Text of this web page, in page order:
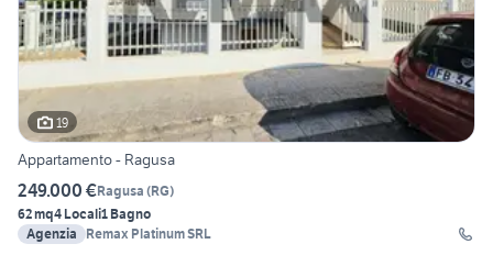
19
Appartamento - Ragusa
249.000 €Ragusa (RG)
62 mq4 Locali1 Bagno
Agenzia
Remax Platinum SRL